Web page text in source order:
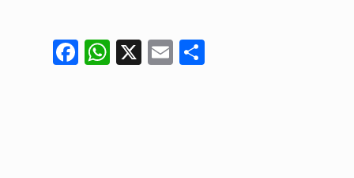
Facebook
WhatsApp
X Email